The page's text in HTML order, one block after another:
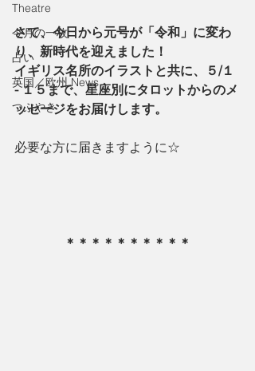
Theatre
今月の一枚
占い
英国／欧州 News
つぶやき
さて、今日から元号が「令和」に変わ
り、新時代を迎えました！
イギリス名所のイラストと共に、５/１
- １５まで、星座別にタロットからのメ
ッセージをお届けします。
必要な方に届きますように☆
＊＊＊＊＊＊＊＊＊＊